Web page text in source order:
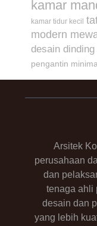
kamar
kamar tidur kecil
modern
desain
pengantin
Arsitek
perusahaan
dan
tenaga ahli
desain dan
yang lebih